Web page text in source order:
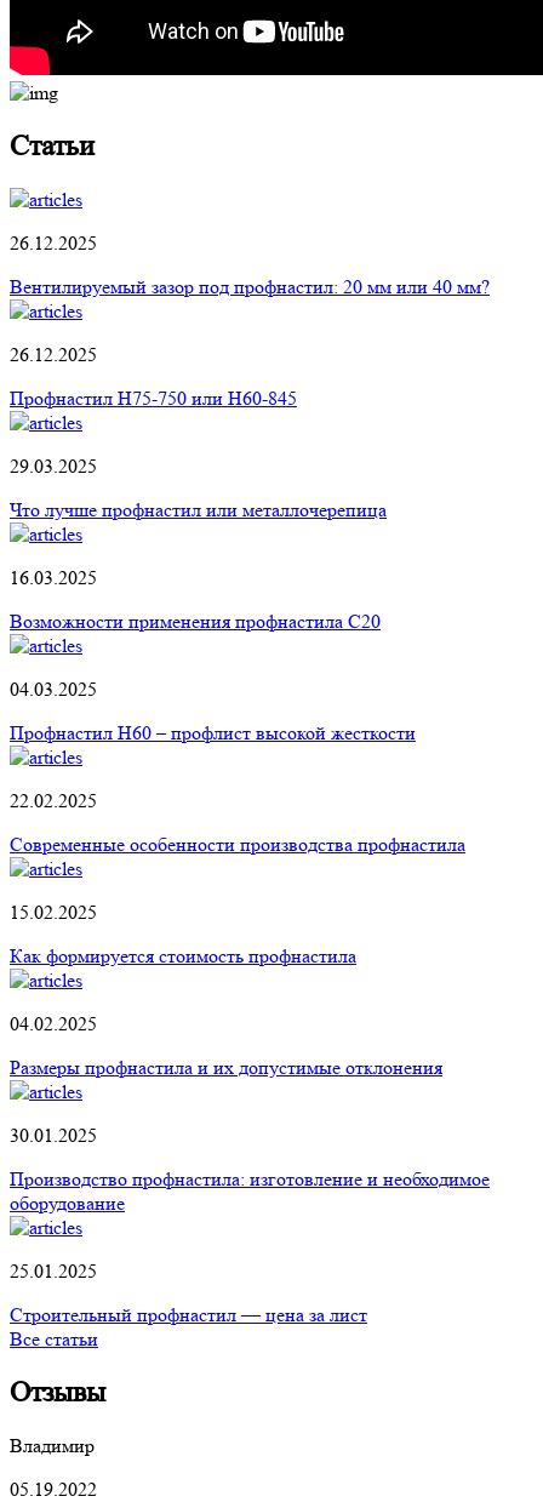
Статьи
26.12.2025
Вентилируемый зазор под профнастил: 20 мм или 40 мм?
26.12.2025
Профнастил Н75-750 или Н60-845
29.03.2025
Что лучше профнастил или металлочерепица
16.03.2025
Возможности применения профнастила С20
04.03.2025
Профнастил H60 – профлист высокой жесткости
22.02.2025
Современные особенности производства профнастила
15.02.2025
Как формируется стоимость профнастила
04.02.2025
Размеры профнастила и их допустимые отклонения
30.01.2025
Производство профнастила: изготовление и необходимое
оборудование
25.01.2025
Строительный профнастил — цена за лист
Все статьи
Отзывы
Владимир
05.19.2022